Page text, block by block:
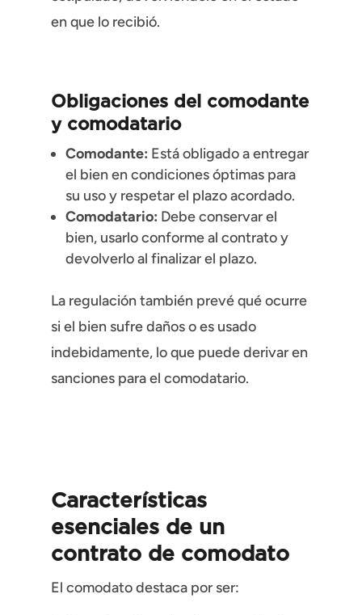
en que lo recibió.
Obligaciones del comodante
y comodatario
Comodante: Está obligado a entregar
el bien en condiciones óptimas para
su uso y respetar el plazo acordado.
Comodatario: Debe conservar el
bien, usarlo conforme al contrato y
devolverlo al finalizar el plazo.
La regulación también prevé qué ocurre
si el bien sufre daños o es usado
indebidamente, lo que puede derivar en
sanciones para el comodatario.
Características
esenciales de un
contrato de comodato
El comodato destaca por ser: